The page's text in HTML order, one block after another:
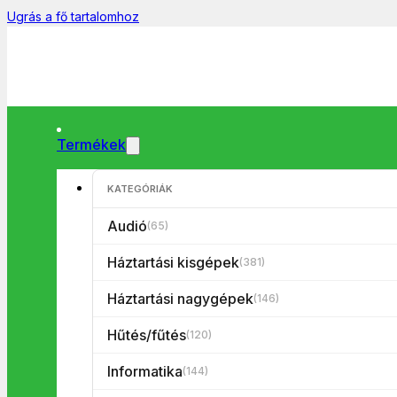
Ugrás a fő tartalomhoz
Termékek
KATEGÓRIÁK
Audió(65)
Háztartási kisgépek(381)
Háztartási nagygépek(146)
Hűtés/fűtés(120)
Informatika(144)
Hogyan válasszak TV-t?